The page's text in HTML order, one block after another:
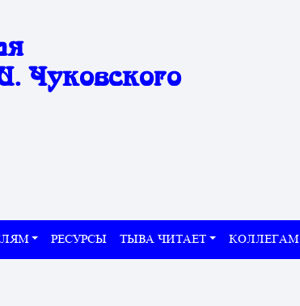
Чуковского
РЕСУРСЫ ТЫВА ЧИТАЕТ КОЛЛЕГАМ